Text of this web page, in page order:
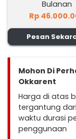
Bulanan
Rp
Pesan
Mohon Di
Okkarent
Harga di atas
tergantung
waktu durasi
penggunaan